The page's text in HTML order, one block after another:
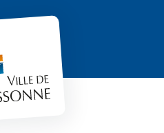
Flickr